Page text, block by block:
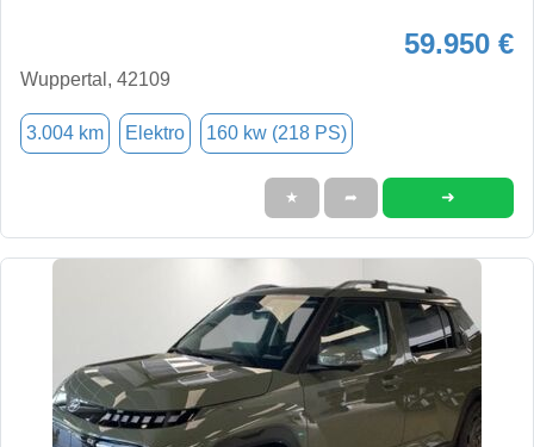
59.950 €
Wuppertal, 42109
3.004 km Elektro 160 kw (218 PS)
★ ➦ ➜